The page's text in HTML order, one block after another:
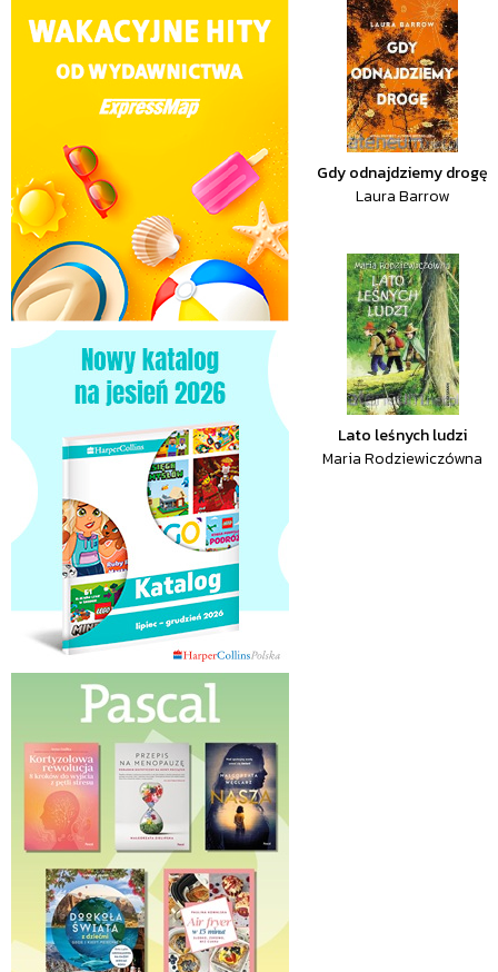
Gdy odnajdziemy drogę
Laura Barrow
Lato leśnych ludzi
Maria Rodziewiczówna